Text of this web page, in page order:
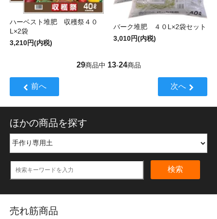
ハーベスト堆肥 収穫祭４０
L×2袋
3,210円(内税)
バーク堆肥 ４０L×2袋セット
3,010円(内税)
29商品中 13-24商品
前へ 次へ
ほかの商品を探す
検索
売れ筋商品